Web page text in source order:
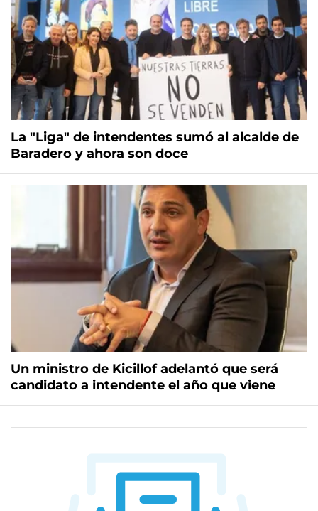
La "Liga" de intendentes sumó al alcalde de
Baradero y ahora son doce
Un ministro de Kicillof adelantó que será
candidato a intendente el año que viene